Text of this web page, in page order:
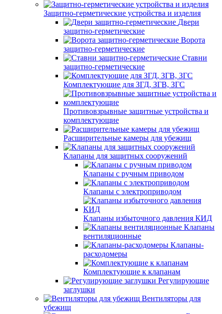
Защитно-герметические устройства и изделия
Двери
защитно-герметические
Ворота
защитно-герметические
Ставни
защитно-герметические
Комплектующие для ЗГД, ЗГВ, ЗГС
Противовзрывные защитные устройства и
комплектующие
Расширительные камеры для убежищ
Клапаны для защитных сооружений
Клапаны с ручным приводом
Клапаны с электроприводом
Клапаны избыточного давления КИД
Клапаны
вентиляционные
Клапаны-
расходомеры
Комплектующие к клапанам
Регулирующие
заглушки
Вентиляторы для
убежищ